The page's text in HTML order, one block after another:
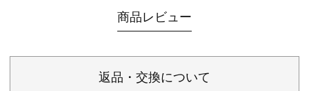
商品レビュー
返品・交換について